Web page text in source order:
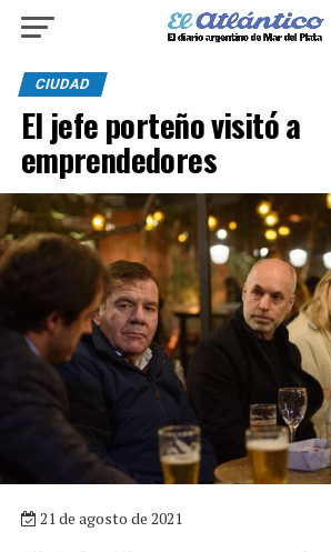
CIUDAD
El jefe porteño visitó a
emprendedores
21 de agosto de 2021